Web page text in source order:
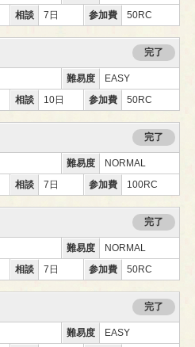
相談 7日 参加費 50RC
完了
難易度
EASY
相談 10日 参加費 50RC
完了
難易度
NORMAL
相談 7日 参加費 100RC
完了
難易度
NORMAL
相談 7日 参加費 50RC
完了
難易度
EASY